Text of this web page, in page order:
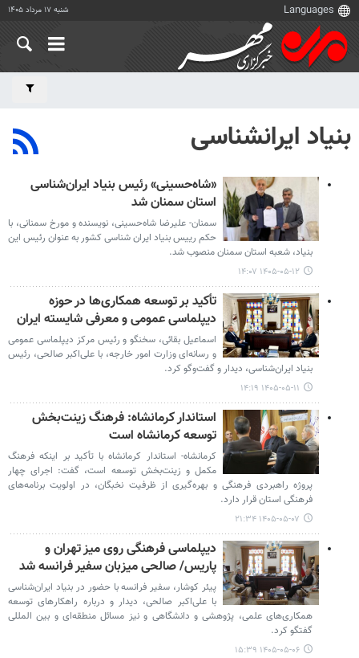
شنبه ۱۷ مرداد ۱۴۰۵
بنیاد ایرانشناسی
«شاه‌حسینی» رئیس بنیاد ایران‌شناسی
استان سمنان شد
سمنان- علیرضا شاه‌حسینی، نویسنده و مورخ سمنانی، با
حکم رییس بنیاد ایران شناسی کشور به عنوان رئیس این
بنیاد، شعبه استان سمنان منصوب شد.
۱۴۰۵-۰۵-۱۲ ۱۴:۰۷
تأکید بر توسعه همکاری‌ها در حوزه
دیپلماسی عمومی و معرفی شایسته ایران
اسماعیل بقائی، سخنگو و رئیس مرکز دیپلماسی عمومی
و رسانه‌ای وزارت امور خارجه، با علی‌اکبر صالحی، رئیس
بنیاد ایران‌شناسی، دیدار و گفت‌وگو کرد.
۱۴۰۵-۰۵-۱۱ ۱۴:۱۹
استاندار کرمانشاه: فرهنگ زینت‌بخش
توسعه کرمانشاه است
کرمانشاه- استاندار کرمانشاه با تأکید بر اینکه فرهنگ
مکمل و زینت‌بخش توسعه است، گفت: اجرای چهار
پروژه راهبردی فرهنگی و بهره‌گیری از ظرفیت نخبگان، در اولویت برنامه‌های
فرهنگی استان قرار دارد.
۱۴۰۵-۰۵-۰۷ ۲۱:۳۴
دیپلماسی فرهنگی روی میز تهران و
پاریس/ صالحی میزبان سفیر فرانسه شد
پیئر کوشار، سفیر فرانسه با حضور در بنیاد ایران‌شناسی
با علی‌اکبر صالحی، دیدار و درباره راهکارهای توسعه
همکاری‌های علمی، پژوهشی و دانشگاهی و نیز مسائل منطقه‌ای و بین المللی
گفتگو کرد.
۱۴۰۵-۰۵-۰۶ ۱۵:۳۹